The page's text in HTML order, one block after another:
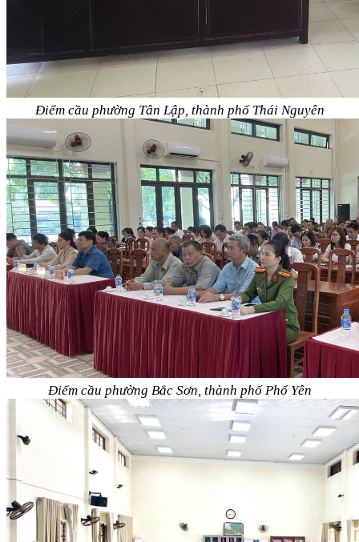
Điểm cầu phường Tân Lập, thành phố Thái Nguyên
Điểm cầu phường Bắc Sơn, thành phố Phổ Yên